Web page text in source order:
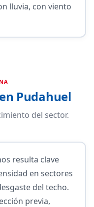
lluvia, con viento
Pudahuel
del sector.
resulta clave
en sectores
del techo.
previa,